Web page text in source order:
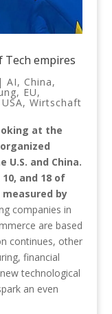
Tech empires
| AI, China,
, EU,
USA, Wirtschaft
at the
and China.
and 18 of
by
companies in
are based
continues, other
financial
technological
an even